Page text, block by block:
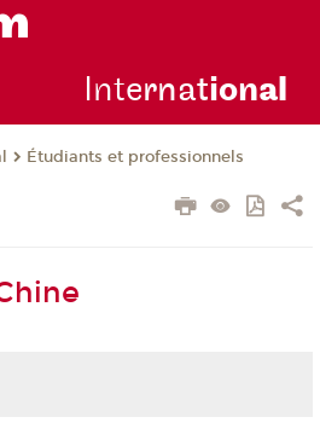
International
Étudiants et professionnels